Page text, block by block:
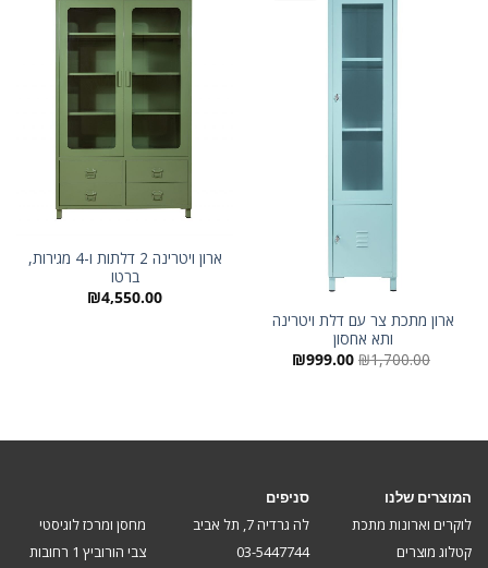
ארון מתכת צר עם דלת ויטרינה
ותא אחסון
₪1,700.00 המחיר
המקורי
₪999.00
ארון ויטרינה 2 דלתות ו-4 מגירות,
ברטו
₪4,550.00
המוצרים שלנו
לוקרים וארונות מתכת
קטלוג מוצרים
סניפים
לה גרדיה 7, תל אביב
03-5447744
מחסן ומרכז לוגיסטי
צבי הורוביץ 1 רחובות